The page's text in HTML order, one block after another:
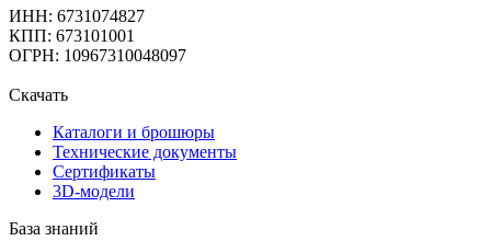
ИНН: 6731074827
КПП: 673101001
ОГРН: 10967310048097
Скачать
Каталоги и брошюры
Технические документы
Сертификаты
3D-модели
База знаний